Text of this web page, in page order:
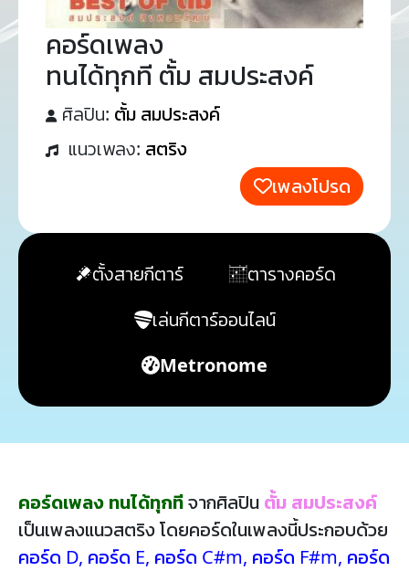
คอร์ดเพลง
ทนได้ทุกที ตั้ม สมประสงค์
ศิลปิน: ตั้ม สมประสงค์
แนวเพลง: สตริง
เพลงโปรด
ตั้งสายกีตาร์
ตารางคอร์ด
เล่นกีตาร์ออนไลน์
Metronome
คอร์ดเพลง ทนได้ทุกทีจากศิลปิน ตั้ม สมประสงค์
เป็นเพลงแนวสตริง โดยคอร์ดในเพลงนี้ประกอบด้วย
คอร์ด D, คอร์ด E, คอร์ด C#m, คอร์ด F#m, คอร์ด